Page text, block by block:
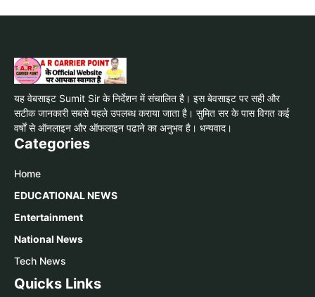
यह वेबसाइट Sumit Sir के निर्देशन में संचालित है। इस बेवसाइट पर सही और
सटीक जानकारी सबसे पहले उपलब्ध कराया जाता है। सुमित सर के पास विगत कई
वर्षों से ऑनलाइन और ऑफलाइन पढाने का अनुभव है। धन्यवाद।
Categories
Home
EDUCATIONAL NEWS
Entertainment
National News
Tech News
Quicks Links